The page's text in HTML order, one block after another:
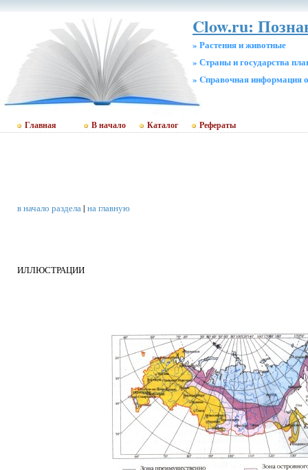
Clow.ru:
» Растения и животные
» Страны и государства
» Cправочная информация
Главная В начало Каталог Рефераты
в начало раздела| на главную
ИЛЛЮСТРАЦИИ